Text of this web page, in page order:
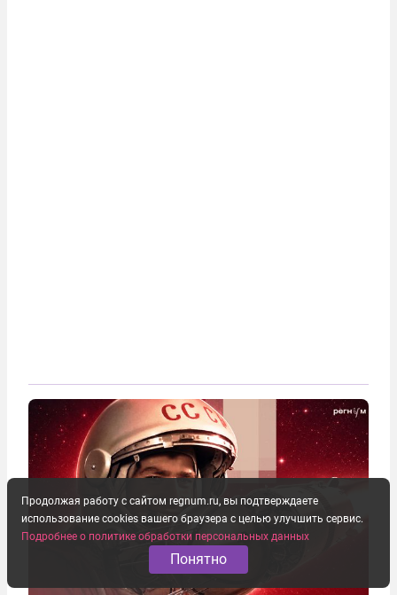
Продолжая работу с сайтом regnum.ru, вы подтверждаете
использование cookies вашего браузера с целью улучшить сервис.
Подробнее о политике обработки персональных данных
Понятно